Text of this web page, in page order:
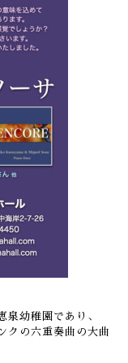
泉幼稚園であり、
クの六重奏曲の大曲